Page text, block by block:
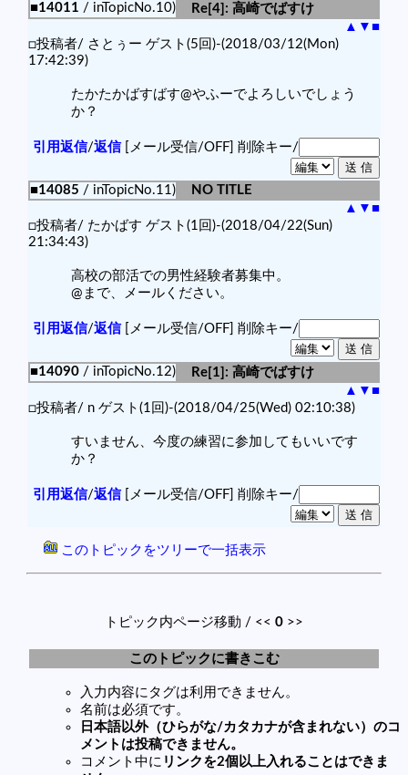
■14011 / inTopicNo.10)
Re[4]: 高崎でばすけ
▲ ▼ ■
□投稿者/ さとぅー ゲスト(5回)-(2018/03/12(Mon)
17:42:39)
たかたかばすばす@やふーでよろしいでしょう
か？
引用返信/返信[メール受信/OFF] 削除キー/
■14085 / inTopicNo.11)
NO TITLE
▲ ▼ ■
□投稿者/ たかばす ゲスト(1回)-(2018/04/22(Sun)
21:34:43)
高校の部活での男性経験者募集中。
@まで、メールください。
引用返信/返信[メール受信/OFF] 削除キー/
■14090 / inTopicNo.12)
Re[1]: 高崎でばすけ
▲ ▼ ■
□投稿者/ n ゲスト(1回)-(2018/04/25(Wed) 02:10:38)
すいません、今度の練習に参加してもいいです
か？
引用返信/返信[メール受信/OFF] 削除キー/
このトピックをツリーで一括表示
トピック内ページ移動 / << 0 >>
このトピックに書きこむ
入力内容にタグは利用できません。
名前は必須です。
日本語以外（ひらがな/カタカナが含まれない）のコ
メントは投稿できません。
コメント中に リンクを2個以上入れることはできま